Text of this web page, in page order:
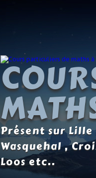
Présent sur
Wasquehal ,
Loos etc..